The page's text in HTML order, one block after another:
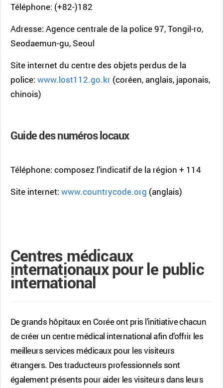
Téléphone: (+82-)182
Adresse: Agence centrale de la police 97, Tongil-ro,
Seodaemun-gu, Seoul
Site internet du centre des objets perdus de la
police: www.lost112.go.kr (coréen, anglais, japonais,
chinois)
Guide des numéros locaux
Téléphone: composez l’indicatif de la région + 114
Site internet: www.countrycode.org (anglais)
Centres médicaux
internationaux pour le public
international
De grands hôpitaux en Corée ont pris l’initiative chacun
de créer un centre médical international afin d’offrir les
meilleurs services médicaux pour les visiteurs
étrangers. Des traducteurs professionnels sont
également présents pour aider les visiteurs dans leurs